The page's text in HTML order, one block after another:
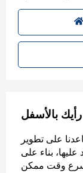
رأيك بالأسفل
على تطوير
بناء على